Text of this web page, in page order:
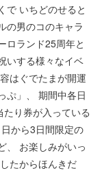
で いちどのせると
の男のコのキャラ
ロランド25周年と
いする様々なイベ
はぐでたまが開運
ぷ」、 期間中各日
り券が入っている
から3日間限定の
、 お楽しみがいっ
たからほんきだ